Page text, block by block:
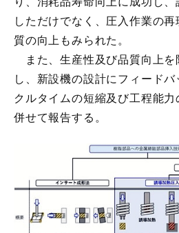
しただけでなく、圧入作業の
質の向上もみられた。
また、生産性及び品質向上を
し、新設機の設計にフィード
クルタイムの短縮及び工程能
併せて報告する。